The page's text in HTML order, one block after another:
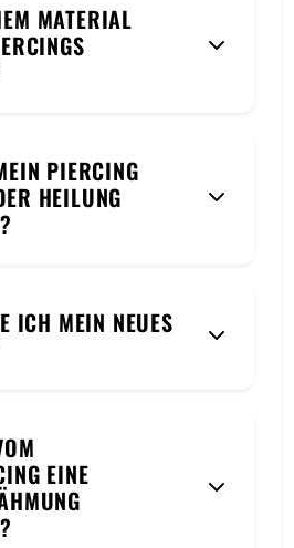
MATERIAL
PIERCING
HEILUNG
ICH MEIN NEUES
EINE